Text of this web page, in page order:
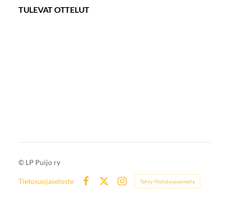
TULEVAT OTTELUT
© LP Puijo ry
Tietosuojaseloste
Instagram
Tehty Yhdistysavaimella